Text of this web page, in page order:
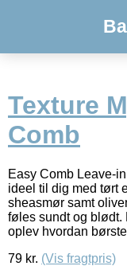
Texture
Comb
Easy Comb Leave-
ideel til dig med tørt
sheasmør samt
føles sundt og blødt.
oplev hvordan
79 kr. (Vis fragtpris)